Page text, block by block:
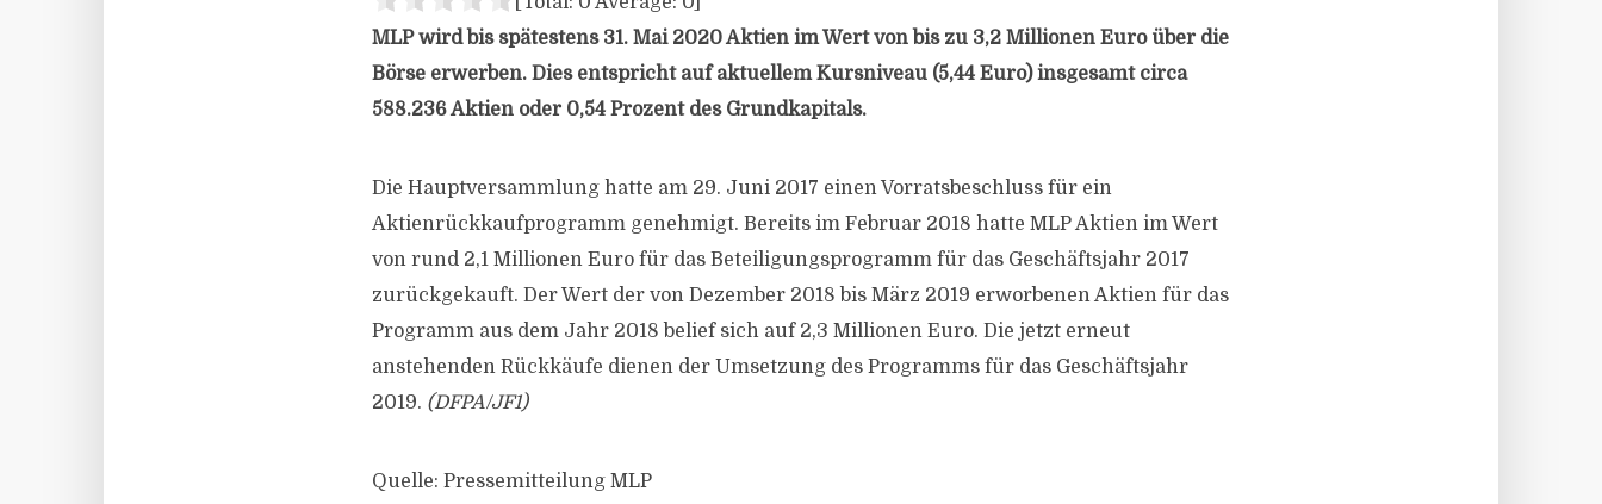
MLP wird bis spätestens 31. Mai 2020 Aktien im Wert von bis zu 3,2 Millionen Euro über die
Börse erwerben. Dies entspricht auf aktuellem Kursniveau (5,44 Euro) insgesamt circa
588.236 Aktien oder 0,54 Prozent des Grundkapitals.
Die Hauptversammlung hatte am 29. Juni 2017 einen Vorratsbeschluss für ein
Aktienrückkaufprogramm genehmigt. Bereits im Februar 2018 hatte MLP Aktien im Wert
von rund 2,1 Millionen Euro für das Beteiligungsprogramm für das Geschäftsjahr 2017
zurückgekauft. Der Wert der von Dezember 2018 bis März 2019 erworbenen Aktien für das
Programm aus dem Jahr 2018 belief sich auf 2,3 Millionen Euro. Die jetzt erneut
anstehenden Rückkäufe dienen der Umsetzung des Programms für das Geschäftsjahr
2019. (DFPA/JF1)
Quelle: Pressemitteilung MLP